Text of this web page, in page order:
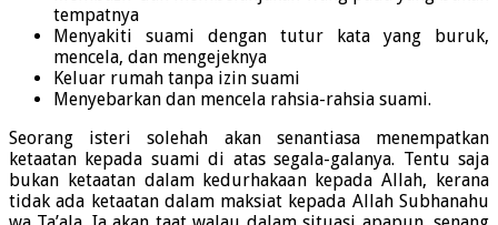
tempatnya
Menyakiti suami dengan tutur kata yang buruk,
mencela, dan mengejeknya
Keluar rumah tanpa izin suami
Menyebarkan dan mencela rahsia-rahsia suami.
Seorang isteri solehah akan senantiasa menempatkan
ketaatan kepada suami di atas segala-galanya. Tentu saja
bukan ketaatan dalam kedurhakaan kepada Allah, kerana
tidak ada ketaatan dalam maksiat kepada Allah Subhanahu